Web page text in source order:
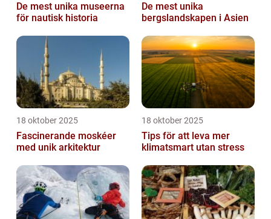
De mest unika museerna
för nautisk historia
De mest unika
bergslandskapen i Asien
18 oktober 2025
Fascinerande moskéer
med unik arkitektur
18 oktober 2025
Tips för att leva mer
klimatsmart utan stress